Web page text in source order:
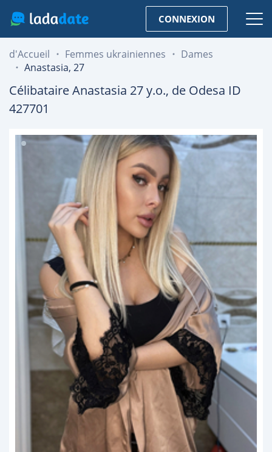
CONNEXION
d'Accueil Femmes ukrainiennes
Dames
Anastasia, 27
CélibataireAnastasia 27y.o., de Odesa ID
427701